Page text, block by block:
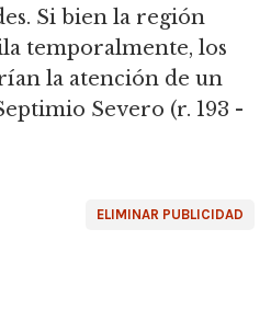
Si bien la región
temporalmente, los
la atención de un
Severo (r. 193 -
ELIMINAR PUBLICIDAD